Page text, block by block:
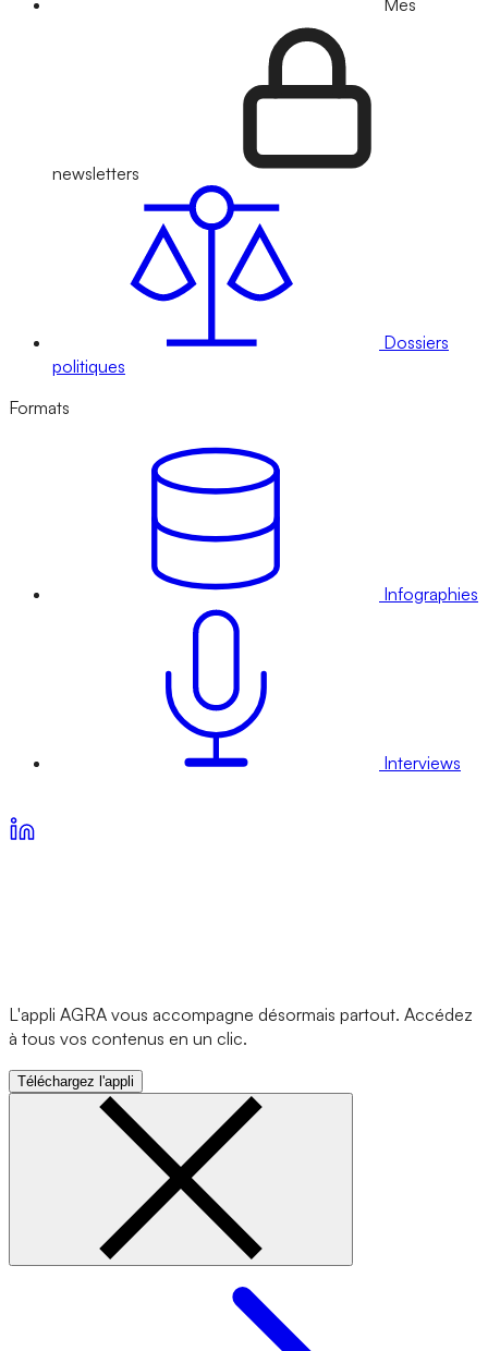
Mes
newsletters
Dossiers
politiques
Formats
Infographies
Interviews
L'appli AGRA vous accompagne désormais partout. Accédez
à tous vos contenus en un clic.
Téléchargez l'appli